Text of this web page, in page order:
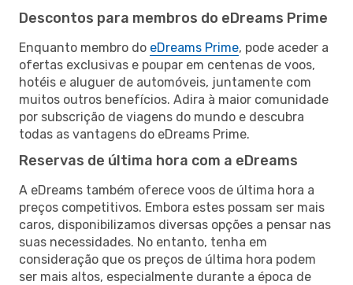
Descontos para membros do eDreams Prime
Enquanto membro do eDreams Prime, pode aceder a
ofertas exclusivas e poupar em centenas de voos,
hotéis e aluguer de automóveis, juntamente com
muitos outros benefícios. Adira à maior comunidade
por subscrição de viagens do mundo e descubra
todas as vantagens do eDreams Prime.
Reservas de última hora com a eDreams
A eDreams também oferece voos de última hora a
preços competitivos. Embora estes possam ser mais
caros, disponibilizamos diversas opções a pensar nas
suas necessidades. No entanto, tenha em
consideração que os preços de última hora podem
ser mais altos, especialmente durante a época de